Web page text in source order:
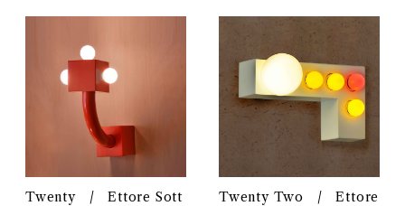
Twenty / Ettore Sott
Twenty Two / Ettore